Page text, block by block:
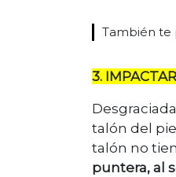
También te
3.
talón del
talón no
puntera, al